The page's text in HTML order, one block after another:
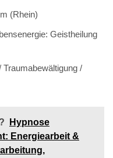
(Rhein)
Geistheilung
/
Hypnose
Energiearbeit &